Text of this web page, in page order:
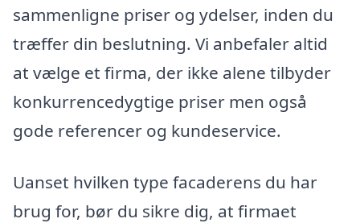
sammenligne priser og ydelser, inden du
træffer din beslutning. Vi anbefaler altid
at vælge et firma, der ikke alene tilbyder
konkurrencedygtige priser men også
gode referencer og kundeservice.
Uanset hvilken type facaderens du har
brug for, bør du sikre dig, at firmaet